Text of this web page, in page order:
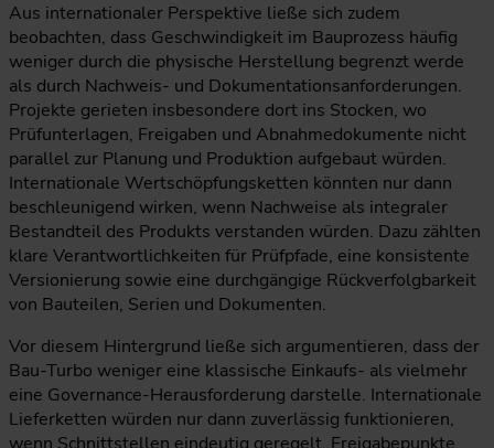
Aus internationaler Perspektive ließe sich zudem
beobachten, dass Geschwindigkeit im Bauprozess häufig
weniger durch die physische Herstellung begrenzt werde
als durch Nachweis- und Dokumentationsanforderungen.
Projekte gerieten insbesondere dort ins Stocken, wo
Prüfunterlagen, Freigaben und Abnahmedokumente nicht
parallel zur Planung und Produktion aufgebaut würden.
Internationale Wertschöpfungsketten könnten nur dann
beschleunigend wirken, wenn Nachweise als integraler
Bestandteil des Produkts verstanden würden. Dazu zählten
klare Verantwortlichkeiten für Prüfpfade, eine konsistente
Versionierung sowie eine durchgängige Rückverfolgbarkeit
von Bauteilen, Serien und Dokumenten.
Vor diesem Hintergrund ließe sich argumentieren, dass der
Bau-Turbo weniger eine klassische Einkaufs- als vielmehr
eine Governance-Herausforderung darstelle. Internationale
Lieferketten würden nur dann zuverlässig funktionieren,